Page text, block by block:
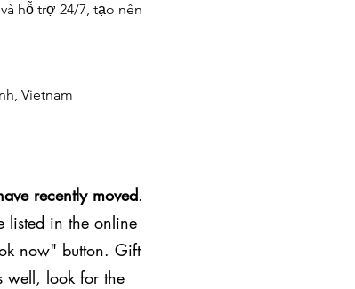
hỗ trợ 24/7, tạo nên
Vietnam
recently moved.
listed in the online
now" button. Gift
well, look for the